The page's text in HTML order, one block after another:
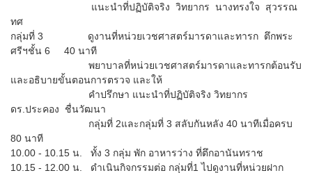
แนะนำที่ปฏิบัติจริง วิทยากร นางทรงใจ สุวรรณ
ทศ
กลุ่มที่ 3 ดูงานที่หน่วยเวชศาสตร์มารดาและทารก ตึกพระ
ศรีฯชั้น 6 40 นาที
พยาบาลที่หน่วยเวชศาสตร์มารดาและทารกต้อนรับ
และอธิบายขั้นตอนการตรวจ และให้
คำปรึกษา แนะนำที่ปฏิบัติจริง วิทยากร
ดร.ประคอง ชื่นวัฒนา
กลุ่มที่ 2และกลุ่มที่ 3 สลับกันหลัง 40 นาทีเมื่อครบ
80 นาที
10.00 - 10.15 น. ทั้ง 3 กลุ่ม พัก อาหารว่าง ที่ตึกอานันทราช
10.15 - 12.00 น. ดำเนินกิจกรรมต่อ กลุ่มที่1 ไปดูงานที่หน่วยฝาก